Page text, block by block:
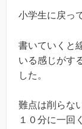
小学生に戻っ
書いていくと
いる感じがす
した。
難点は削らな
１０分に一回